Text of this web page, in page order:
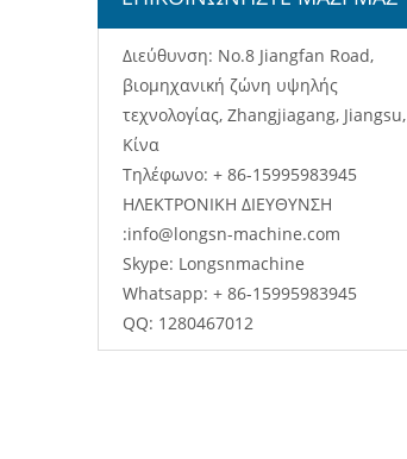
Διεύθυνση: No.8 Jiangfan Road,
βιομηχανική ζώνη υψηλής
τεχνολογίας, Zhangjiagang, Jiangsu,
Κίνα
Τηλέφωνο: + 86-15995983945
ΗΛΕΚΤΡΟΝΙΚΗ ΔΙΕΥΘΥΝΣΗ
:info@longsn-machine.com
Skype: Longsnmachine
Whatsapp: + 86-15995983945
QQ: 1280467012